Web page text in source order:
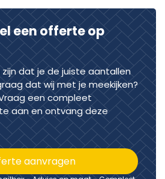
een offerte op
zijn dat je de juiste aantallen
dat wij met je meekijken?
een compleet
aan en ontvang deze
aanvragen